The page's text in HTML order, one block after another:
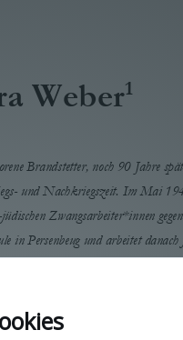
Weber1
Brandstetter, noch 90 Jahre
und Nachkriegszeit. Im Mai
Zwangsarbeiter*innen
in Persenbeug und arbeitet
bei Landwirten der
Barbara Weber ist Hausfrau und